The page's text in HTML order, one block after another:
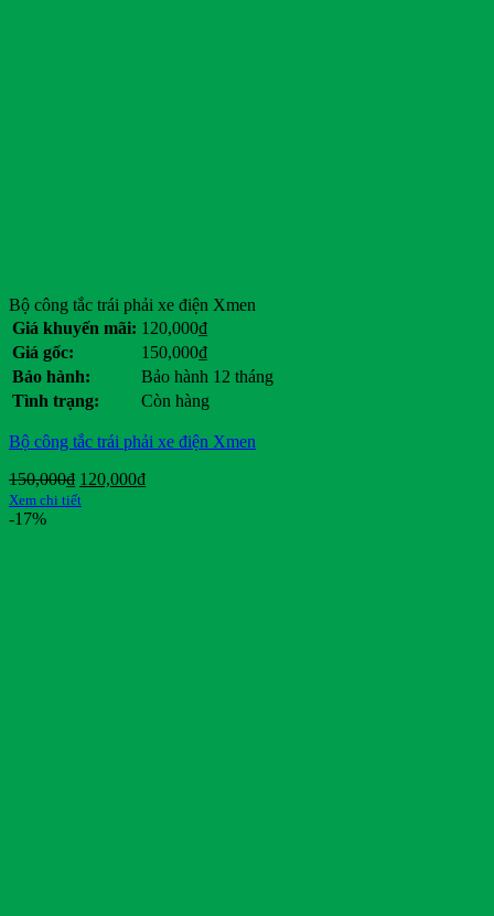
Bộ công tắc trái phải xe điện Xmen
Giá khuyến mãi: 120,000₫
Giá gốc:
150,000₫
Bảo hành:
Bảo hành 12 tháng
Tình trạng:
Còn hàng
Bộ công tắc trái phải xe điện Xmen
150,000₫ Giá
gốc
120,000₫Giá
Xem chi tiết
-17%